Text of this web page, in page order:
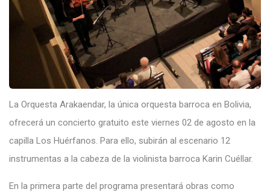
La Orquesta Arakaendar, la única orquesta barroca en Bolivia,
ofrecerá un concierto gratuito este viernes 02 de agosto en la
capilla Los Huérfanos. Para ello, subirán al escenario 12
instrumentas a la cabeza de la violinista barroca Karin Cuéllar.
En la primera parte del programa presentará obras como